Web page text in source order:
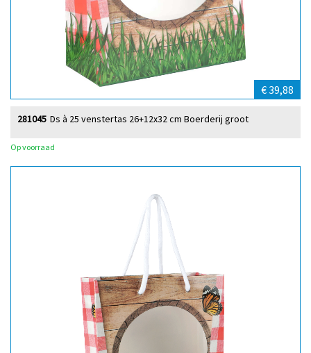
€ 39,88
Ds à 25 venstertas 26+12x32 cm Boerderij groot
281045
Op voorraad